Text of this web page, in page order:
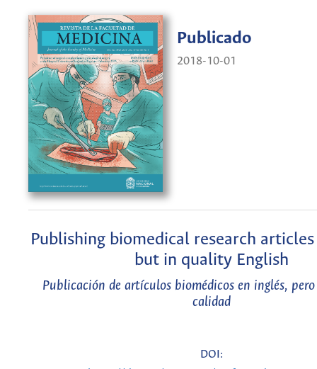
Publicado
2018-10-01
Publishing biomedical research
but in quality English
Publicación de artículos biomédicos en inglés, pero
calidad
DOI: